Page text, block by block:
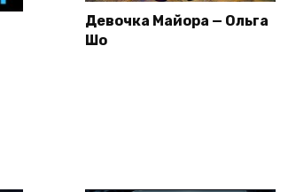
Девочка Майора — Ольга
Шо